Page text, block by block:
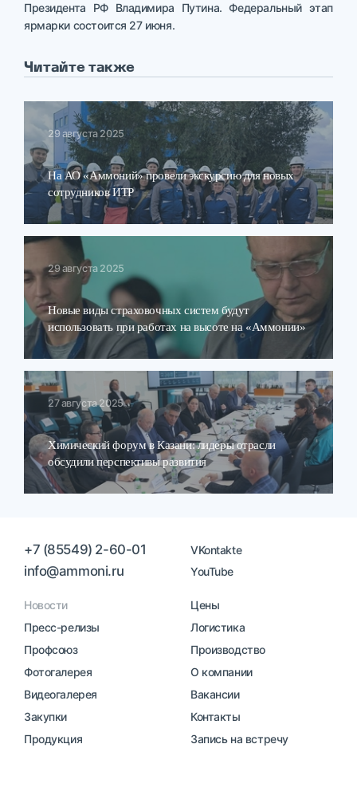
Президента РФ Владимира Путина. Федеральный этап
ярмарки состоится 27 июня.
Читайте также
29 августа 2025
На АО «Аммоний» провели экскурсию для новых
сотрудников ИТР
29 августа 2025
Новые виды страховочных систем будут
использовать при работах на высоте на «Аммонии»
27 августа 2025
Химический форум в Казани: лидеры отрасли
обсудили перспективы развития
+7 (85549) 2-60-01
info@ammoni.ru
VKontakte
YouTube
Новости
Пресс-релизы
Профсоюз
Фотогалерея
Видеогалерея
Закупки
Продукция
Цены
Логистика
Производство
О компании
Вакансии
Контакты
Запись на встречу